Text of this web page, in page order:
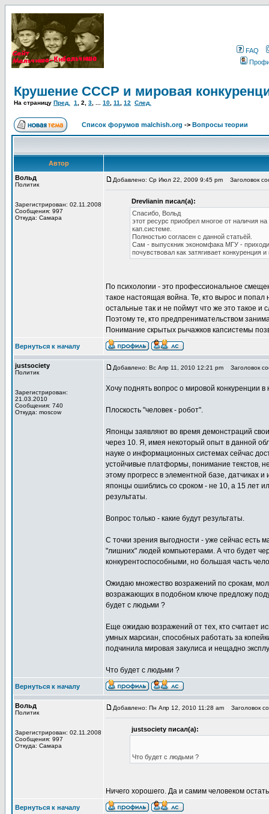
FAQ
Крушение СССР и мировая
На страницу Пред. 1 2 3 10 11 12 След.
Список форумов malchish.org -> Вопросы теории
Автор
Вольд
Политик
Зарегистрирован: 02.11.2008
Сообщения: 997
Откуда: Самара
Добавлено: Ср Июл 22, 2009 9:45 pm Заголовок
Drevlianin писал(а):
Спасибо, Вольд
этот ресурс приобрел многое от наличия
кап.системе.
Полностью согласен с данной статьёй.
Сам - выпускник экономфака МГУ -
почувствовал как затягивает конкуренция
По психологии - это профессиональное
такое настоящая война. Те, кто вырос и попал
остальные так и не поймут что же это такое и
Поэтому те, кто предпренимательством
Понимание скрытых рычажков капсистемы
Вернуться к началу
justsociety
Политик
Зарегистрирован:
21.03.2010
Сообщения: 740
Откуда: moscow
Добавлено: Вс Апр 11, 2010 12:21 pm Заголовок
Хочу поднять вопрос о мировой конкуренции в
Плоскость "человек - робот".
Японцы заявляют во время демонстраций
через 10. Я, имея некоторый опыт в данной
науке о информационных системах сейчас
устойчивые платформы, понимание текстов,
этому прогресс в элементной базе, датчиках
японцы ошиблись со сроком - не 10, а 15 лет
результаты.
Вопрос только - какие будут результаты.
С точки зрения выгодности - уже сейчас есть
"лишних" людей компьютерами. А что будет
конкурентоспособными, но большая часть
Ожидаю множество возражений по срокам, мол
возражающих в подобном ключе предложу
будет с людьми ?
Еще ожидаю возражений от тех, кто считает
умных марсиан, способных работать за
подчинила мировая закулиса и нещадно
Что будет с людьми ?
Вернуться к началу
Вольд
Политик
Зарегистрирован: 02.11.2008
Сообщения: 997
Откуда: Самара
Добавлено: Пн Апр 12, 2010 11:28 am Заголовок
justsociety писал(а):
Что будет с людьми ?
Ничего хорошего. Да и самим человеком
Вернуться к началу